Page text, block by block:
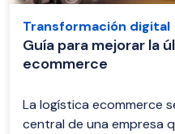
Transformación digital
Guía para mejorar la
ecommerce
La logística ecommerce
central de una empresa